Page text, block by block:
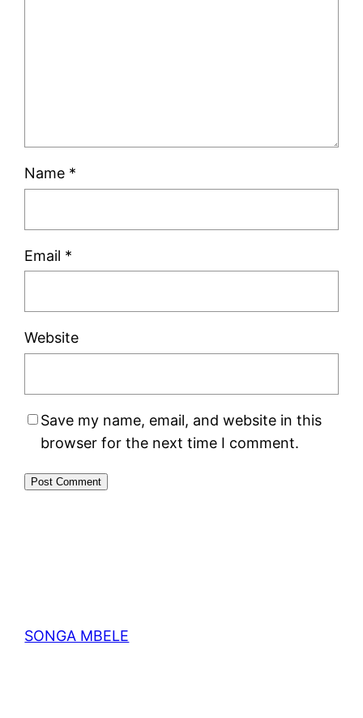
Name *
Email *
Website
Save my name, email, and website in this
browser for the next time I comment.
SONGA MBELE